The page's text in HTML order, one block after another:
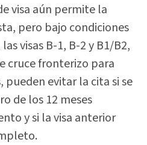
visa aún permite la
pero bajo condiciones
visas B-1, B-2 y B1/B2,
cruce fronterizo para
pueden evitar la cita si se
de los 12 meses
y si la visa anterior